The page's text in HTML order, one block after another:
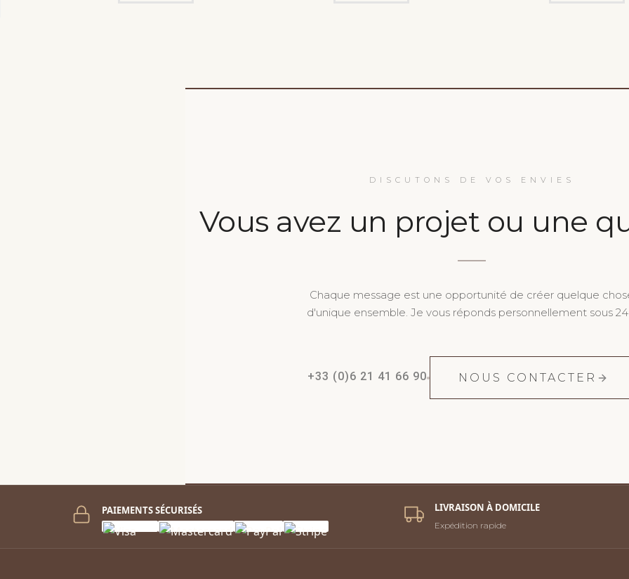
DISCUTONS DE VOS ENVIES
Vous avez un projet ou une
Chaque message est une opportunité de créer quelque
d'unique ensemble. Je vous réponds personnellement sous
+33 (0)6 21 41 66 90 NOUS CONTACTER
PAIEMENTS SÉCURISÉS LIVRAISON À DOMICILE
Expédition rapide